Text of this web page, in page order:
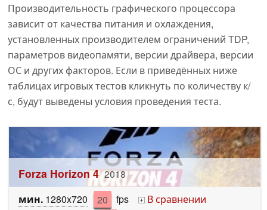
Производительность графического процессора
зависит от качества питания и охлаждения,
установленных производителем ограничений TDP,
параметров видеопамяти, версии драйвера, версии
ОС и других факторов. Если в приведённых ниже
таблицах игровых тестов кликнуть по количеству к/
с, будут выведены условия проведения теста.
Forza Horizon 4 2018
мин. 1280x720 20 fps +
В сравнении